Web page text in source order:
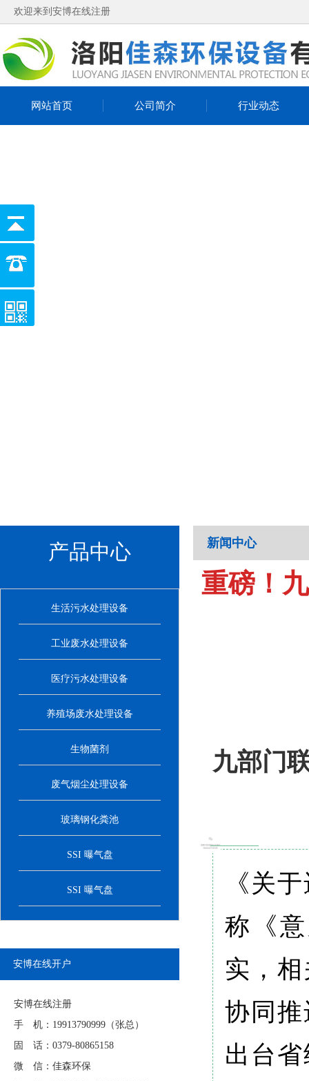
欢迎来到安博在线注册
网站首页 公司简介 行业动态
产品中心
生活污水处理设备
工业废水处理设备
医疗污水处理设备
养殖场废水处理设备
生物菌剂
废气烟尘处理设备
玻璃钢化粪池
SSI 曝气盘
SSI 曝气盘
安博在线开户
安博在线注册
手 机：19913790999（张总）
固 话：0379-80865158
微 信：佳森环保
新闻中心
重磅！
九部门
《关
称《
实，
协同
出台